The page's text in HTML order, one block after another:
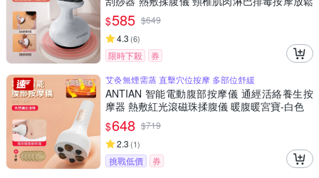
儀（非醫療器材）
$585 $649
4.3 (6)
限時下殺
券
艾灸無煙需蒸 直擊穴位按摩 多部位舒緩
ANTIAN 智能電動腹部按摩儀 通經活絡養生按
摩器 熱敷紅光滾磁珠揉腹儀 暖腹暖宮寶-白色
$648 $719
2.3 (1)
挑戰低價 券